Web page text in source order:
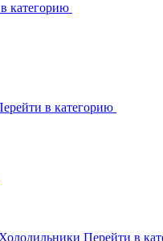
категорию
в категорию
Перейти в